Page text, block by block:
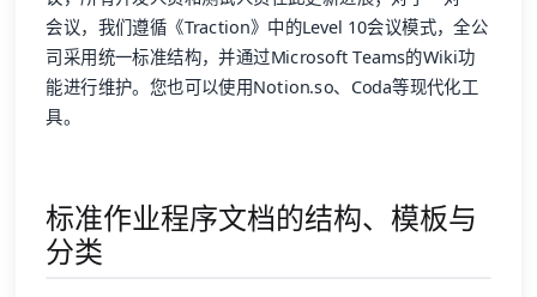
会议，我们遵循《Traction》中的Level 10会议模式，全公
司采用统一标准结构，并通过Microsoft Teams的Wiki功
能进行维护。您也可以使用Notion.so、Coda等现代化工
具。
标准作业程序文档的结构、模板与
分类